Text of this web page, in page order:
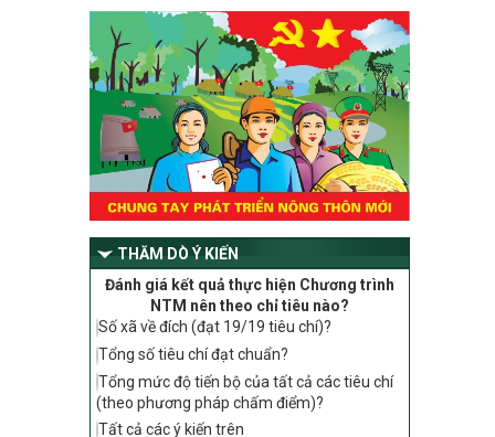
nghèo bền vững giai đoạn 2021-2025
được kéo dài sang năm 2026
827/QĐ-BNNMT
Quyết định Ban hành Kế hoạch triển khai
thực hiện Chương trình mục tiêu quốc gia
xây dựng nông thôn mới, giảm nghèo
bền vững và phát triển kinh tế – xã hội
vùng đồng bào dân tộc thiểu số và miền
núi giai đoạn 2026-2035, giai đoạn I: Từ
năm 2026 đến năm 2030
14/2026/TT-BNNMT
Hướng dẫn thực hiện một số nội dung
tiêu chí, điều kiện thuộc Bộ tiêu chí quốc
gia về nông thôn mới giai đoạn 2026 –
2030 thuộc phạm vi quản lý nhà nước
của Bộ Nông nghiệp và Môi trường
417/QĐ-BNNMT
Phê duyệt Chương trình mục tiêu quốc
gia xây dựng nông thôn mới, giảm nghèo
THĂM DÒ Ý KIẾN
Đánh giá kết quả thực hiện Chương trình
NTM nên theo chỉ tiêu nào?
Số xã về đích (đạt 19/19 tiêu chí)?
Tổng số tiêu chí đạt chuẩn?
Tổng mức độ tiến bộ của tất cả các tiêu chí
(theo phương pháp chấm điểm)?
Tất cả các ý kiến trên